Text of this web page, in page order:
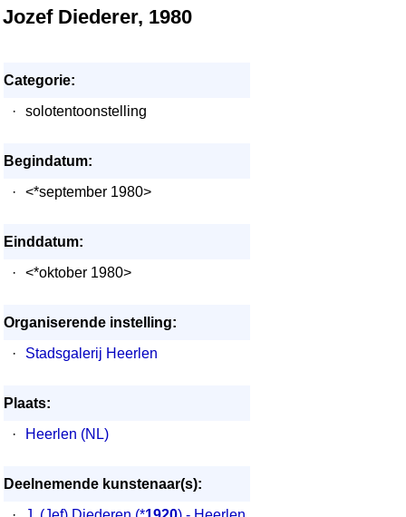
Jozef Diederer, 1980
Categorie:
·
solotentoonstelling
Begindatum:
·
<*september 1980>
Einddatum:
·
<*oktober 1980>
Organiserende instelling:
·
Stadsgalerij Heerlen
Plaats:
·
Heerlen (NL)
Deelnemende kunstenaar(s):